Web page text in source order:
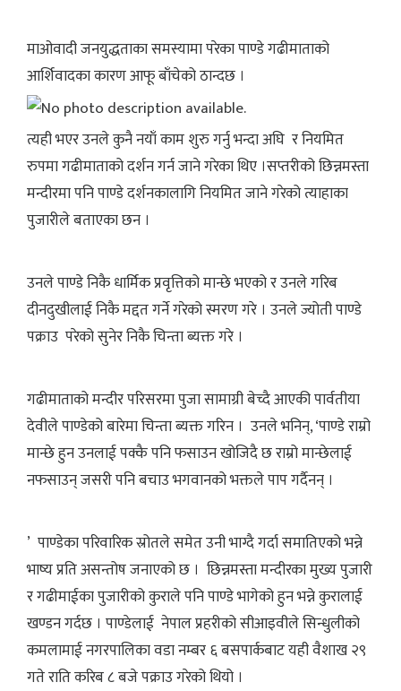
माओवादी जनयुद्धताका समस्यामा परेका पाण्डे गढीमाताको
आर्शिवादका कारण आफू बाँचेको ठान्दछ ।
त्यही भएर उनले कुनै नयाँ काम शुरु गर्नु भन्दा अघि र नियमित
रुपमा गढीमाताको दर्शन गर्न जाने गरेका थिए ।सप्तरीको छिन्नमस्ता
मन्दीरमा पनि पाण्डे दर्शनकालागि नियमित जाने गरेको त्याहाका
पुजारीले बताएका छन ।
उनले पाण्डे निकै धार्मिक प्रवृत्तिको मान्छे भएको र उनले गरिब
दीनदुखीलाई निकै मद्दत गर्ने गरेको स्मरण गरे । उनले ज्योती पाण्डे
पक्राउ परेको सुनेर निकै चिन्ता ब्यक्त गरे ।
गढीमाताको मन्दीर परिसरमा पुजा सामाग्री बेच्दै आएकी पार्वतीया
देवीले पाण्डेको बारेमा चिन्ता ब्यक्त गरिन । उनले भनिन्, ‘पाण्डे राम्रो
मान्छे हुन उनलाई पक्कै पनि फसाउन खोजिदै छ राम्रो मान्छेलाई
नफसाउन् जसरी पनि बचाउ भगवानको भक्तले पाप गर्दैनन् ।
’ पाण्डेका परिवारिक स्रोतले समेत उनी भाग्दै गर्दा समातिएको भन्ने
भाष्य प्रति असन्तोष जनाएको छ । छिन्नमस्ता मन्दीरका मुख्य पुजारी
र गढीमाईका पुजारीको कुराले पनि पाण्डे भागेको हुन भन्ने कुरालाई
खण्डन गर्दछ । पाण्डेलाई नेपाल प्रहरीको सीआइवीले सिन्धुलीको
कमलामाई नगरपालिका वडा नम्बर ६ बसपार्कबाट यही वैशाख २९
गते राति करिब ८ बजे पक्राउ गरेको थियो ।